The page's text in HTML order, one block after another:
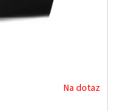
Na dotaz